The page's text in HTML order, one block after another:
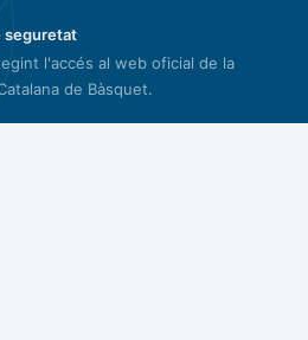
seguretat
l'accés al web oficial de la
de Bàsquet.